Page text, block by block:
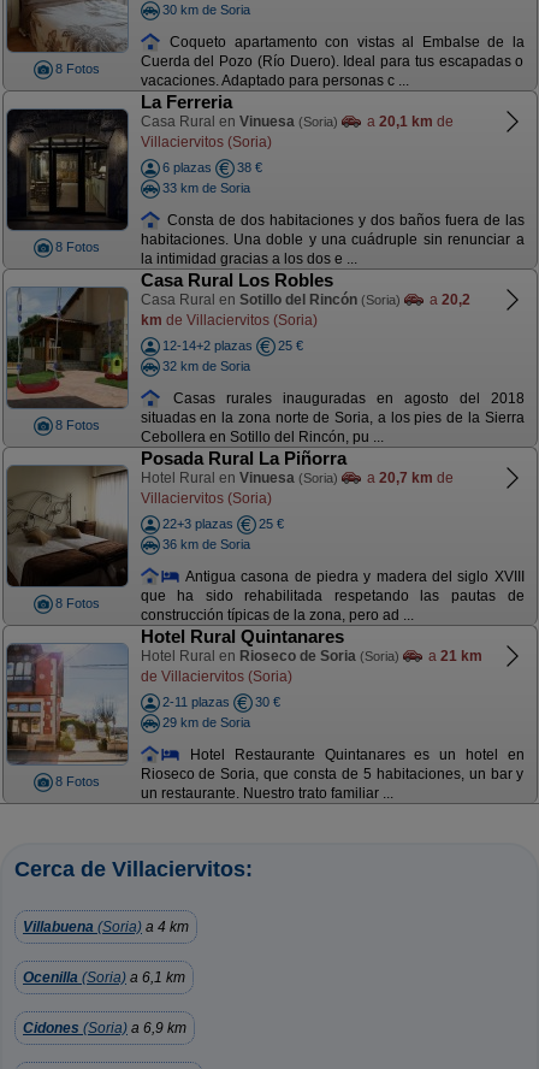
8 Fotos
30 km de Soria
Coqueto apartamento con vistas al Embalse de la
Cuerda del Pozo (Río Duero). Ideal para tus escapadas o
vacaciones. Adaptado para personas c ...
8 Fotos
La Ferreria
Casa Rural en Vinuesa (Soria) a 20,1 km de
Villaciervitos (Soria)
6 plazas
38 €
33 km de Soria
Consta de dos habitaciones y dos baños fuera de las
habitaciones. Una doble y una cuádruple sin renunciar a
la intimidad gracias a los dos e ...
8 Fotos
Casa Rural Los Robles
Casa Rural en Sotillo del Rincón (Soria) a 20,2
km de Villaciervitos (Soria)
12-14+2 plazas
25 €
32 km de Soria
Casas rurales inauguradas en agosto del 2018
situadas en la zona norte de Soria, a los pies de la Sierra
Cebollera en Sotillo del Rincón, pu ...
8 Fotos
Posada Rural La Piñorra
Hotel Rural en Vinuesa (Soria) a 20,7 km de
Villaciervitos (Soria)
22+3 plazas
25 €
36 km de Soria
Antigua casona de piedra y madera del siglo XVIII
que ha sido rehabilitada respetando las pautas de
construcción típicas de la zona, pero ad ...
8 Fotos
Hotel Rural Quintanares
Hotel Rural en Rioseco de Soria (Soria) a 21 km
de Villaciervitos (Soria)
2-11 plazas
30 €
29 km de Soria
Hotel Restaurante Quintanares es un hotel en
Rioseco de Soria, que consta de 5 habitaciones, un bar y
un restaurante. Nuestro trato familiar ...
Cerca de Villaciervitos:
Villabuena (Soria) a 4 km
Ocenilla (Soria) a 6,1 km
Cidones (Soria) a 6,9 km